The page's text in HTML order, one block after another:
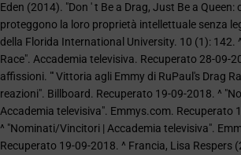
Eden (2014). "Don ' t Be a Drag, Just Be a Queen:
proteggono la loro proprietà intellettuale senza
della Florida International University. 10 (1): 142.
Race". Accademia televisiva. Recuperato 28-09-
affissioni. "' Vittoria agli Emmy di RuPaul's Drag
reazioni". Billboard. Recuperato 19-09-2018. ^
Accademia televisiva". Emmys.com. Recuperato
^ "Nominati/Vincitori | Accademia televisiva".
Recuperato 19-09-2018. ^ Francia, Lisa Respers